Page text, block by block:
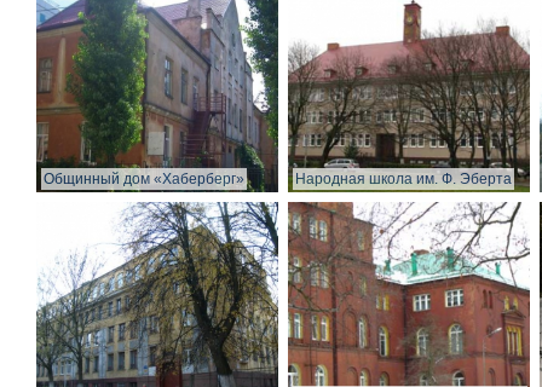
Общинный дом «Хаберберг» Народная школа им. Ф. Эберта